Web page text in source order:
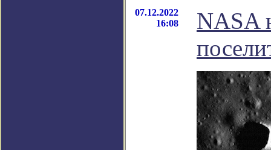
07.12.2022
16:08
NASA